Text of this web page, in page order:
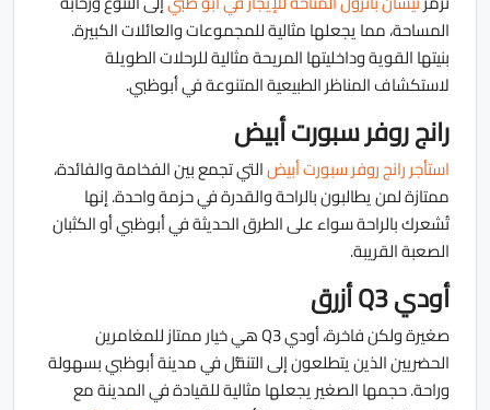
المساحة، مما يجعلها مثالية للمجموعات والعائلات الكبيرة.
بنيتها القوية وداخليتها المريحة مثالية للرحلات الطويلة
لاستكشاف المناظر الطبيعية المتنوعة في أبوظبي.
رانج روفر سبورت أبيض
استأجر رانج روفر سبورت أبيضالتي تجمع بين الفخامة والفائدة،
ممتازة لمن يطالبون بالراحة والقدرة في حزمة واحدة. إنها
تُشعرك بالراحة سواء على الطرق الحديثة في أبوظبي أو الكثبان
الصعبة القريبة.
أودي Q3 أزرق
صغيرة ولكن فاخرة، أودي Q3 هي خيار ممتاز للمغامرين
الحضريين الذين يتطلعون إلى التنقُّل في مدينة أبوظبي بسهولة
وراحة. حجمها الصغير يجعلها مثالية للقيادة في المدينة مع